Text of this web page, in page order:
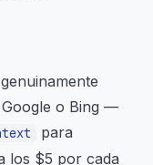
o Bing —
para
los $5 por cada